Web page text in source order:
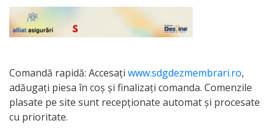
Comandă rapidă: Accesați www.sdgdezmembrari.ro,
adăugați piesa în coș și finalizați comanda. Comenzile
plasate pe site sunt recepționate automat și procesate
cu prioritate.